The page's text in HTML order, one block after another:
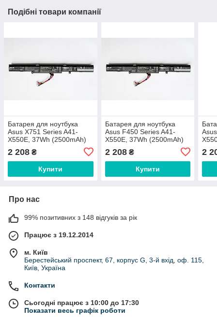
Подібні товари компанії
Батарея для ноутбука
Asus X751 Series A41-
X550E, 37Wh (2500mAh)
ОРИГІНАЛЬНА
2 208 ₴
Купити
Батарея для ноутбука
Asus F450 Series A41-
X550E, 37Wh (2500mAh)
ОРИГІНАЛЬНА
2 208₴
Купити
2
Про нас
99% позитивних з 148 відгуків за рік
Працює з 19.12.2014
м. Київ
Берестейський проспект, 67, корпус G, 3-й вхід, оф. 115,
Київ, Україна
Контакти
Сьогодні працює з 10:00 до 17:30
Показати весь графік роботи